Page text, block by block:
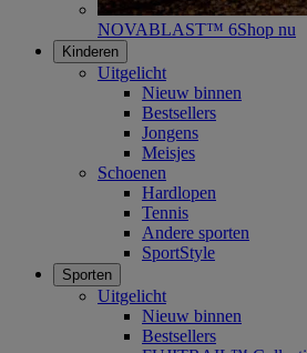
NOVABLAST™ 6Shop nu
Kinderen
Uitgelicht
Nieuw binnen
Bestsellers
Jongens
Meisjes
Schoenen
Hardlopen
Tennis
Andere sporten
SportStyle
Sporten
Uitgelicht
Nieuw binnen
Bestsellers